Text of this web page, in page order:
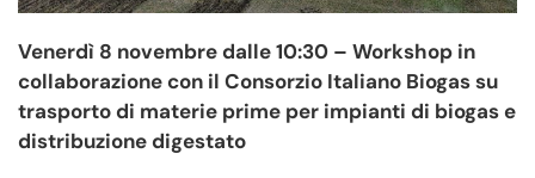
Venerdì 8 novembre dalle 10:30 – Workshop in
collaborazione con il Consorzio Italiano Biogas su
trasporto di materie prime per impianti di biogas e
distribuzione digestato